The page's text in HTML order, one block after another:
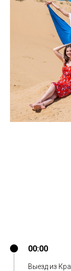
00:00
Выезд из